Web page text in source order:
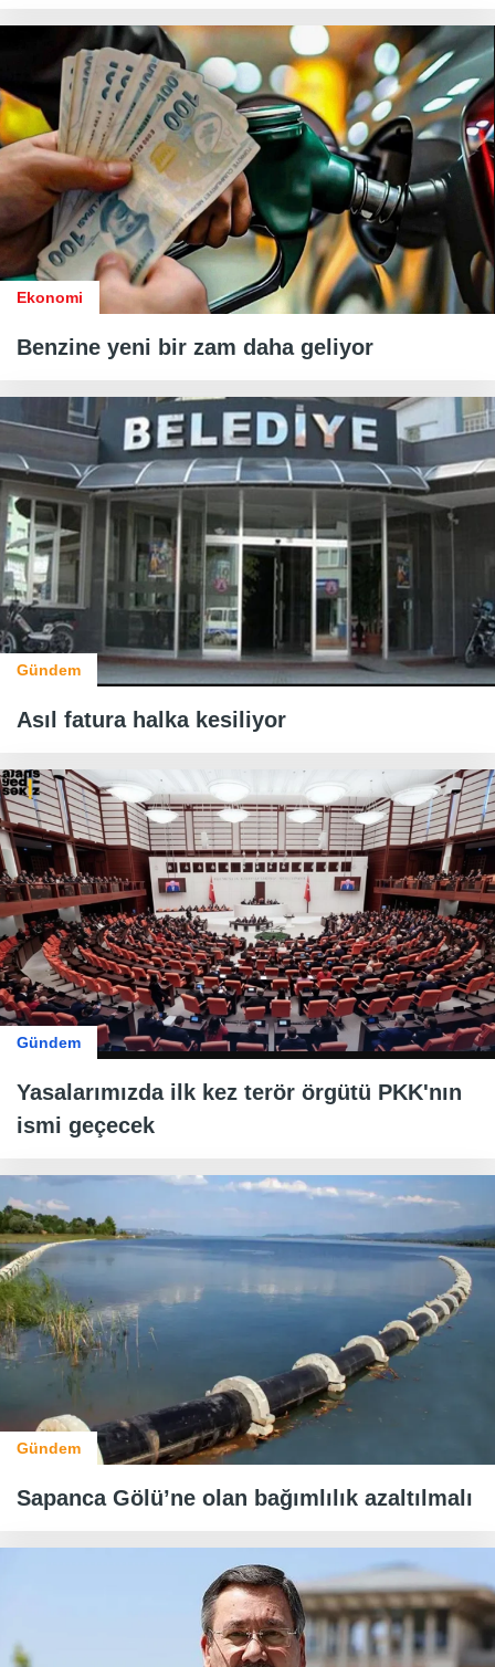
Ekonomi
Benzine yeni bir zam daha geliyor
Gündem
Asıl fatura halka kesiliyor
Gündem
Yasalarımızda ilk kez terör örgütü PKK'nın
ismi geçecek
Gündem
Sapanca Gölü’ne olan bağımlılık azaltılmalı